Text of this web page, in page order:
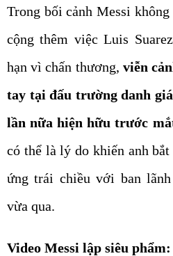
Trong bối cảnh Messi
cộng thêm việc Luis
hạn vì chấn thương, viễn
tay tại đấu trường danh
lần nữa hiện hữu trước
có thể là lý do khiến anh bắt
ứng trái chiều với ban
vừa qua.
Video Messi lập siêu phẩm: